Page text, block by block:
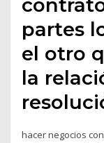
partes
el otro
la
hacer negocios